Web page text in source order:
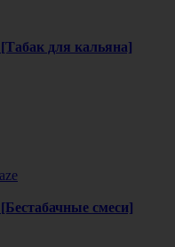
[Табак для кальяна]
[Бестабачные смеси]